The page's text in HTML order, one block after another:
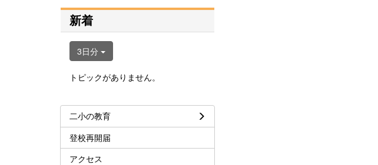
新着
3日分
トピックがありません。
二小の教育
登校再開届
アクセス